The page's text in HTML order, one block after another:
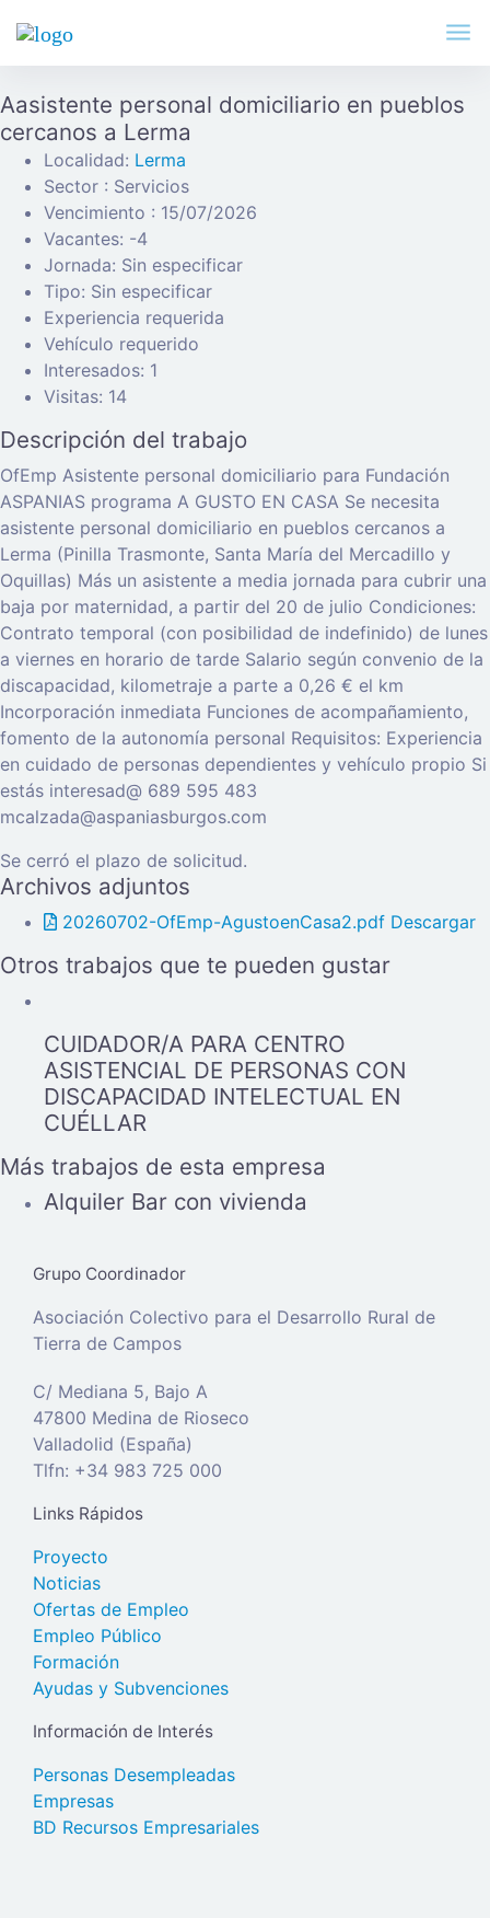
Aasistente personal domiciliario en pueblos
cercanos a Lerma
Localidad: Lerma
Sector : Servicios
Vencimiento : 15/07/2026
Vacantes: -4
Jornada: Sin especificar
Tipo: Sin especificar
Experiencia requerida
Vehículo requerido
Interesados: 1
Visitas: 14
Descripción del trabajo
OfEmp Asistente personal domiciliario para Fundación
ASPANIAS programa A GUSTO EN CASA Se necesita
asistente personal domiciliario en pueblos cercanos a
Lerma (Pinilla Trasmonte, Santa María del Mercadillo y
Oquillas) Más un asistente a media jornada para cubrir una
baja por maternidad, a partir del 20 de julio Condiciones:
Contrato temporal (con posibilidad de indefinido) de lunes
a viernes en horario de tarde Salario según convenio de la
discapacidad, kilometraje a parte a 0,26 € el km
Incorporación inmediata Funciones de acompañamiento,
fomento de la autonomía personal Requisitos: Experiencia
en cuidado de personas dependientes y vehículo propio Si
estás interesad@ 689 595 483
mcalzada@aspaniasburgos.com
Se cerró el plazo de solicitud.
Archivos adjuntos
20260702-OfEmp-AgustoenCasa2.pdf Descargar
Otros trabajos que te pueden gustar
CUIDADOR/A PARA CENTRO
ASISTENCIAL DE PERSONAS CON
DISCAPACIDAD INTELECTUAL EN
CUÉLLAR
Más trabajos de esta empresa
Alquiler Bar con vivienda
Grupo Coordinador
Asociación Colectivo para el Desarrollo Rural de
Tierra de Campos
C/ Mediana 5, Bajo A
47800 Medina de Rioseco
Valladolid (España)
Tlfn: +34 983 725 000
Links Rápidos
Proyecto
Noticias
Ofertas de Empleo
Empleo Público
Formación
Ayudas y Subvenciones
Información de Interés
Personas Desempleadas
Empresas
BD Recursos Empresariales